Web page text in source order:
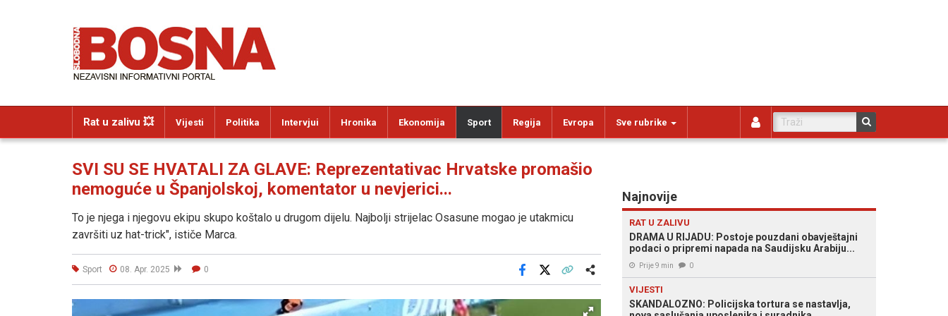
Rat u zalivu 💥 Vijesti Politika Intervjui Hronika Ekonomija Sport Regija Evropa Sve rubrike
SVI SU SE HVATALI ZA GLAVE: Reprezentativac Hrvatske promašio
nemoguće u Španjolskoj, komentator u nevjerici...
To je njega i njegovu ekipu skupo koštalo u drugom dijelu. Najbolji strijelac Osasune mogao je utakmicu
završiti uz hat-trick", ističe Marca.
Sport 08. Apr. 2025 0
Facebook
Najnovije
RAT U ZALIVU
DRAMA U RIJADU: Postoje pouzdani obavještajni
podaci o pripremi napada na Saudijsku Arabiju...
Prije 9 min 0
VIJESTI
SKANDALOZNO: Policijska tortura se nastavlja,